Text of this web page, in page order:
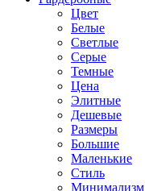
Цвет
Белые
Светлые
Серые
Темные
Цена
Элитные
Дешевые
Размеры
Большие
Маленькие
Стиль
Минимализм